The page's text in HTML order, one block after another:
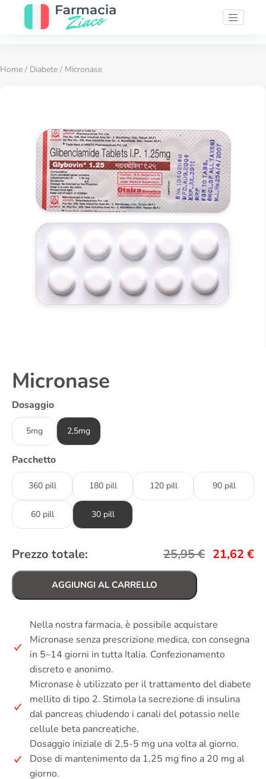
Home / Diabete / Micronase
Micronase
Dosaggio
5mg 2,5mg
Pacchetto
360 pill 180 pill 120 pill 90 pill
60 pill 30 pill
Prezzo totale: 25,95€ 21,62 €
AGGIUNGI AL CARRELLO
Nella nostra farmacia, è possibile acquistare
Micronase senza prescrizione medica, con consegna
in 5–14 giorni in tutta Italia. Confezionamento
discreto e anonimo.
Micronase è utilizzato per il trattamento del diabete
mellito di tipo 2. Stimola la secrezione di insulina
dal pancreas chiudendo i canali del potassio nelle
cellule beta pancreatiche.
Dosaggio iniziale di 2,5-5 mg una volta al giorno.
Dose di mantenimento da 1,25 mg fino a 20 mg al
giorno.